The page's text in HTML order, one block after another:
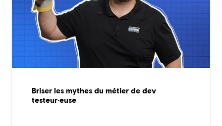
Briser les mythes du métier de dev
testeur·euse